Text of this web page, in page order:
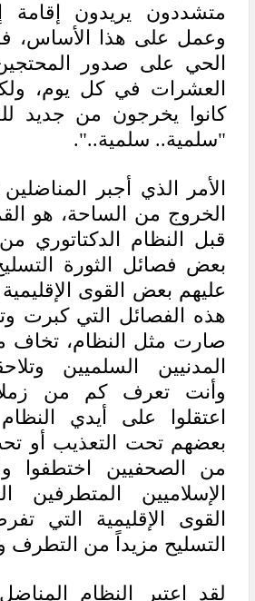
متشددون يريدون إقامة
وعمل على هذا الأساس،
الحي على صدور
العشرات في كل يوم،
كانوا يخرجون من جديد
"سلمية.. سلمية..".
الأمر الذي أجبر
الخروج من الساحة، هو
قبل النظام الدكتاتوري
بعض فصائل الثورة
عليهم بعض القوى
هذه الفصائل التي كبرت
صارت مثل النظام، تخاف
المدنيين السلميين
وأنت تعرف كم من
اعتقلوا على أيدي
بعضهم تحت التعذيب أو
من الصحفيين اختطفوا
الإسلاميين المتطرفين
القوى الإقليمية التي
التسليح مزيداً من التطرف
لقد اعتبر النظام